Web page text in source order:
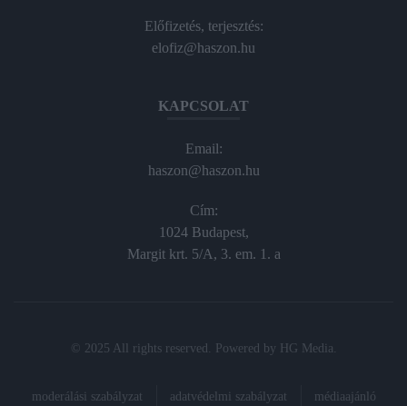
Előfizetés, terjesztés:
elofiz@haszon.hu
KAPCSOLAT
Email:
haszon@haszon.hu
Cím:
1024 Budapest,
Margit krt. 5/A, 3. em. 1. a
© 2025 All rights reserved. Powered by HG Media
moderálási szabályzat adatvédelmi szabályzat médiaajánló